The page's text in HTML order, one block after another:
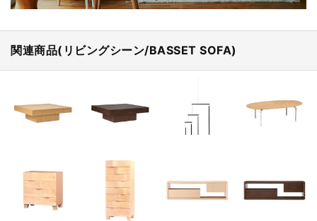
関連商品(リビングシーン/BASSET SOFA)